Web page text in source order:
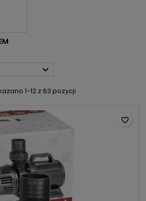

1-12 z 63 pozycji
favorite_border